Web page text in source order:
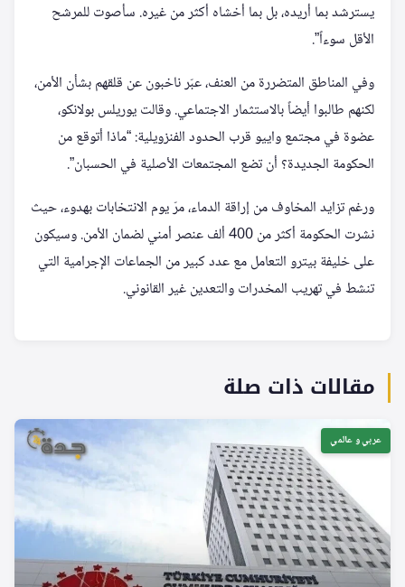
يسترشد بما أريده، بل بما أخشاه أكثر من غيره. سأصوت للمرشح
الأقل سوءاً”.
وفي المناطق المتضررة من العنف، عبّر ناخبون عن قلقهم بشأن الأمن،
لكنهم طالبوا أيضاً بالاستثمار الاجتماعي. وقالت يوريلس بولانكو،
عضوة في مجتمع واييو قرب الحدود الفنزويلية: “ماذا أتوقع من
الحكومة الجديدة؟ أن تضع المجتمعات الأصلية في الحسبان”.
ورغم تزايد المخاوف من إراقة الدماء، مرّ يوم الانتخابات بهدوء، حيث
نشرت الحكومة أكثر من 400 ألف عنصر أمني لضمان الأمن. وسيكون
على خليفة بيترو التعامل مع عدد كبير من الجماعات الإجرامية التي
تنشط في تهريب المخدرات والتعدين غير القانوني.
مقالات ذات صلة
عربي و عالمي